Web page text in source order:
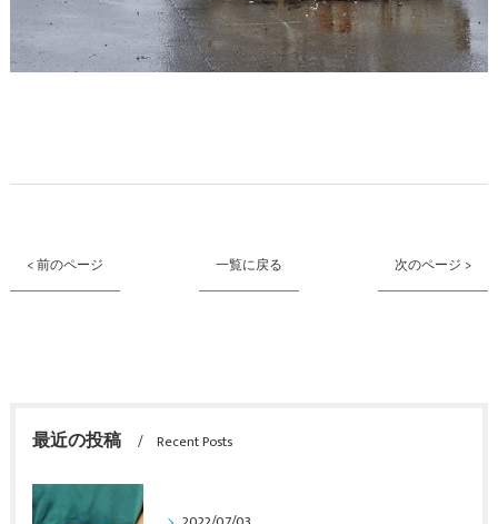
< 前のページ 一覧に戻る 次のページ >
最近の投稿 Recent Posts